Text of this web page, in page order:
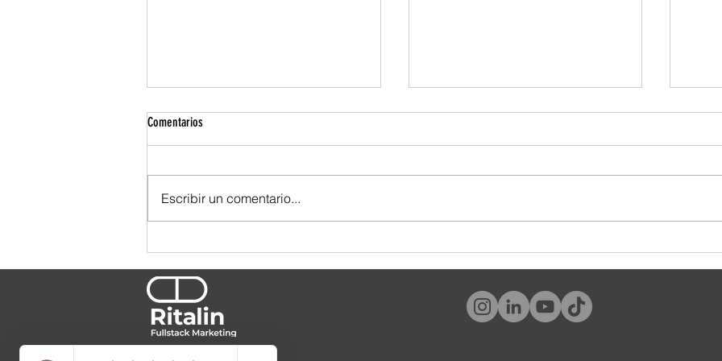
¿Y tú, qué tipo de cliente eres?
Comentarios
Escribir un comentario...